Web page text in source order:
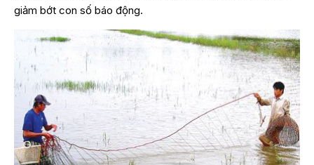
giảm bớt con số báo động.